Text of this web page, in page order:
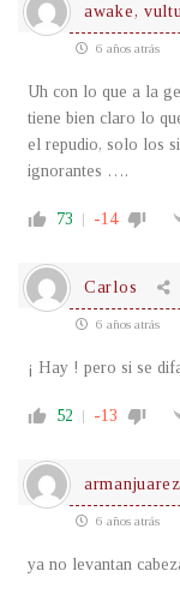
awake,
6 años atrás
Uh con lo que a la
tiene bien claro lo
el repudio, solo los
ignorantes ….
73 -14
Carlos
6 años atrás
¡ Hay ! pero si se
52 -13
6 años atrás
ya no levantan